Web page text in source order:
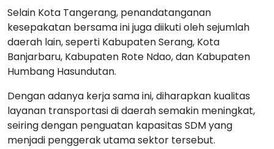
kesepakatan bersama ini juga diikuti oleh sejumlah
daerah lain, seperti Kabupaten Serang, Kota
Banjarbaru, Kabupaten Rote Ndao, dan Kabupaten
Humbang Hasundutan.
layanan transportasi di daerah semakin meningkat,
seiring dengan penguatan kapasitas SDM yang
menjadi penggerak utama sektor tersebut.